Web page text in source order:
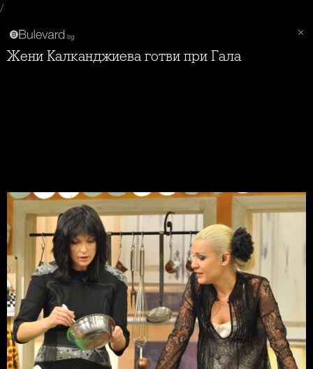
/
Жени Калканджиева готви при Гала